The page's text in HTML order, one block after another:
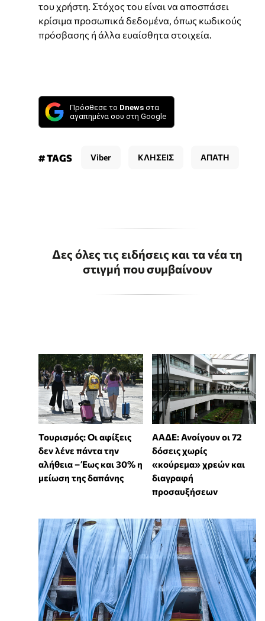
του χρήστη. Στόχος του είναι να αποσπάσει
κρίσιμα προσωπικά δεδομένα, όπως κωδικούς
πρόσβασης ή άλλα ευαίσθητα στοιχεία.
Πρόσθεσε το Dnews στα
αγαπημένα σου στη Google
# TAGS Viber ΚΛΗΣΕΙΣ ΑΠΑΤΗ
Δες όλες τις ειδήσεις και τα νέα τη
στιγμή που συμβαίνουν
Τουρισμός: Οι αφίξεις
δεν λένε πάντα την
αλήθεια – Έως και 30% η
μείωση της δαπάνης
ΑΑΔΕ: Ανοίγουν οι 72
δόσεις χωρίς
«κούρεμα» χρεών και
διαγραφή
προσαυξήσεων